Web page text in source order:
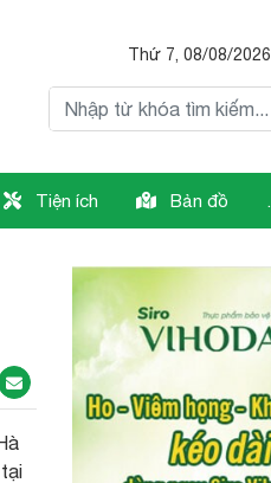
Thứ 7, 08/08/2026
Tiện ích Bản đồ .